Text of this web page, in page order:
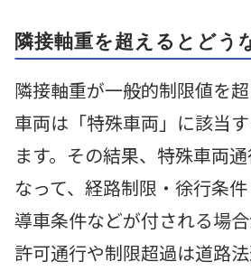
隣接軸重を超えるとどう
隣接軸重が一般的制限値を
車両は「特殊車両」に該当
ます。その結果、特殊車両
なって、経路制限・徐行条
導車条件などが付される場
許可通行や制限超過は道路法